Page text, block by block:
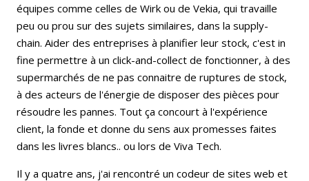
équipes comme celles de Wirk ou de Vekia, qui travaille
peu ou prou sur des sujets similaires, dans la supply-
chain. Aider des entreprises à planifier leur stock, c'est in
fine permettre à un click-and-collect de fonctionner, à des
supermarchés de ne pas connaitre de ruptures de stock,
à des acteurs de l'énergie de disposer des pièces pour
résoudre les pannes. Tout ça concourt à l'expérience
client, la fonde et donne du sens aux promesses faites
dans les livres blancs.. ou lors de Viva Tech.
Il y a quatre ans, j'ai rencontré un codeur de sites web et